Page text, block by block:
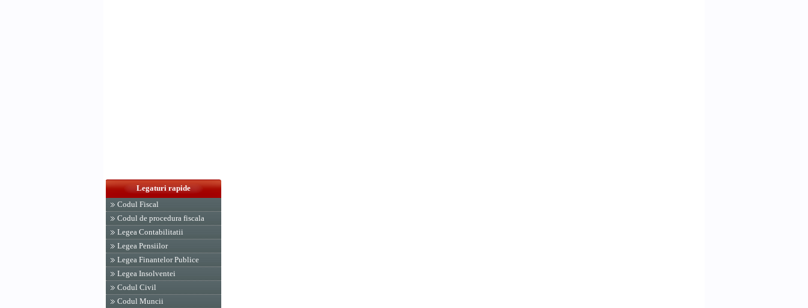
Legaturi rapide
Codul Fiscal
Codul de procedura fiscala
Legea Contabilitatii
Legea Pensiilor
Legea Finantelor Publice
Legea Insolventei
Codul Civil
Codul Muncii